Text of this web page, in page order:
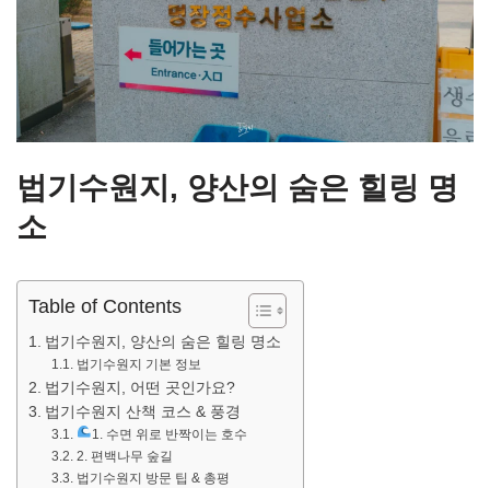
법기수원지, 양산의 숨은 힐링 명
소
Table of Contents
법기수원지, 양산의 숨은 힐링 명소
법기수원지 기본 정보
법기수원지, 어떤 곳인가요?
법기수원지 산책 코스 & 풍경
1. 수면 위로 반짝이는 호수
2. 편백나무 숲길
법기수원지 방문 팁 & 총평